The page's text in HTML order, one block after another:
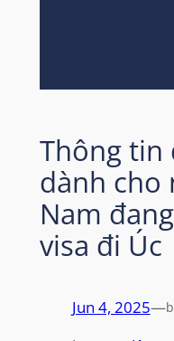
Thông
dành cho
Nam
visa đi Úc
Jun 4, 2025—